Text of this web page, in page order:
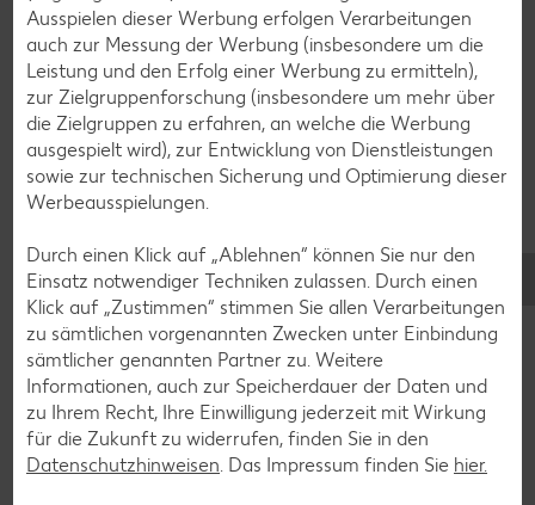
Haselnussfüllung befüllen und glatt verstreichen.
Haselnusskrokant auf die Oberfläche streuen.
11
Mit dem Schichten weiterverfahren und mit dem
letzten Boden abschließen. Die Schritte für die
obere Etage wiederholen.
12
Zum Stabilisieren 5 Tortenhölzer in der Höhe der
Torte in die untere Torte stecken. Beide Torten
für 30 Minuten kühlstellen.
Ausspielen dieser Werbung erfolgen Verarbeitungen
auch zur Messung der Werbung (insbesondere um die
Leistung und den Erfolg einer Werbung zu ermitteln),
zur Zielgruppenforschung (insbesondere um mehr über
die Zielgruppen zu erfahren, an welche die Werbung
ausgespielt wird), zur Entwicklung von Dienstleistungen
sowie zur technischen Sicherung und Optimierung dieser
Werbeausspielungen.
Durch einen Klick auf „Ablehnen“ können Sie nur den
Einsatz notwendiger Techniken zulassen. Durch einen
Klick auf „Zustimmen“ stimmen Sie allen Verarbeitungen
zu sämtlichen vorgenannten Zwecken unter Einbindung
sämtlicher genannten Partner zu. Weitere
Informationen, auch zur Speicherdauer der Daten und
zu Ihrem Recht, Ihre Einwilligung jederzeit mit Wirkung
für die Zukunft zu widerrufen, finden Sie in den
Datenschutzhinweisen. Das Impressum finden Sie hier.